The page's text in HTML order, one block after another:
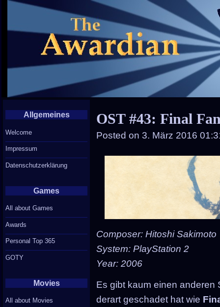
OST #43: Final
Posted on 3. März 2016
Composer: Hitoshi Sakimoto
System: PlayStation 2
Year: 2006
Es gibt kaum einen anderen
derart geschadet hat wie
Allgemeines
Welcome
Impressum
Datenschutzerklärung
Games
All about Games
Awards
Personal Top 365
GOTY
Movies
All about Movies